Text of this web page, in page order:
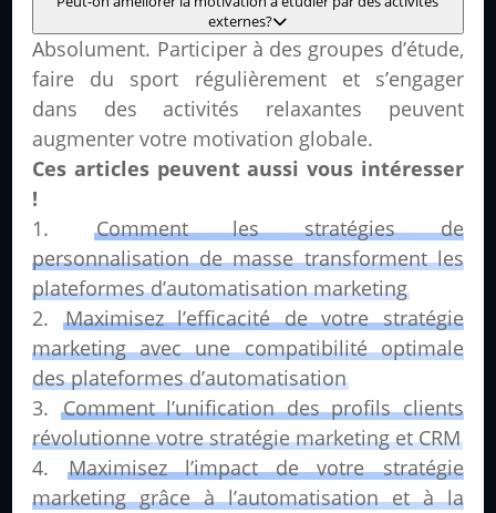
externes?
Absolument. Participer à des groupes d’étude,
faire du sport régulièrement et s’engager
dans des activités relaxantes peuvent
augmenter votre motivation globale.
Ces articles peuvent aussi vous intéresser
!
Comment les stratégies de
personnalisation de masse transforment les
plateformes d’automatisation marketing
Maximisez l’efficacité de votre stratégie
marketing avec une compatibilité optimale
des plateformes d’automatisation
Comment l’unification des profils clients
révolutionne votre stratégie marketing et CRM
Maximisez l’impact de votre stratégie
marketing grâce à l’automatisation et à la